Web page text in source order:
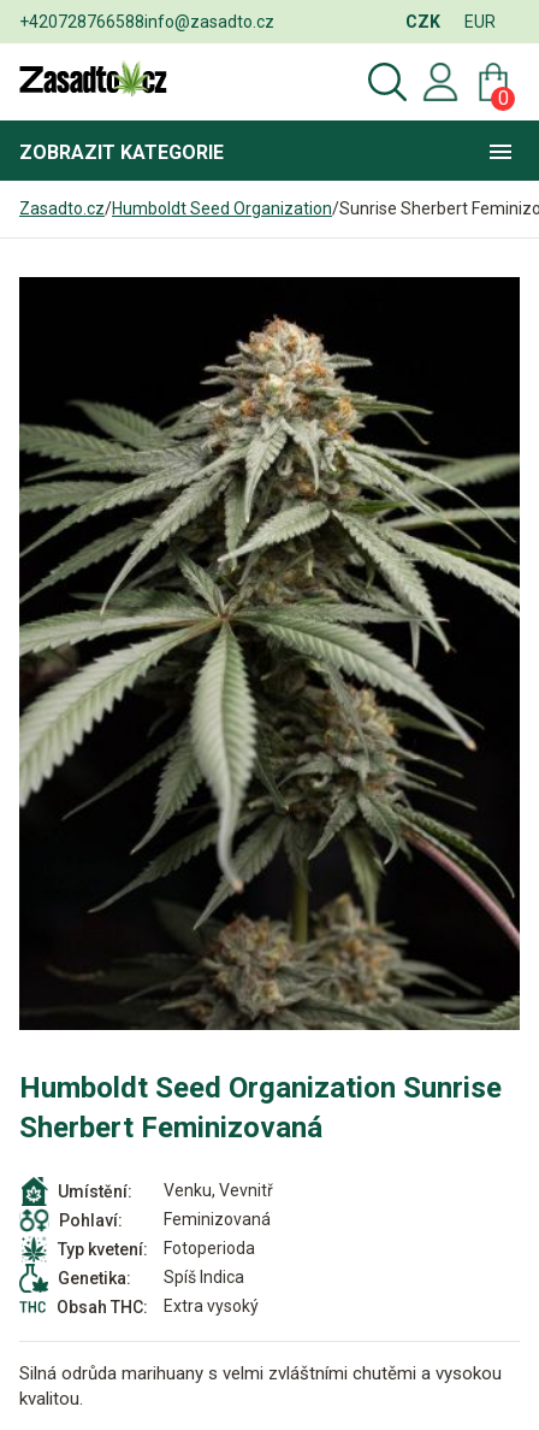
+420728766588info@zasadto.cz CZK EUR
0
ZOBRAZIT KATEGORIE
Zasadto.cz/Humboldt Seed Organization/Sunrise Sherbert
Humboldt Seed Organization Sunrise
Sherbert Feminizovaná
Umístění:
Venku, Vevnitř
Pohlaví:
Feminizovaná
Typ kvetení:
Fotoperioda
Genetika:
Spíš Indica
Obsah THC:
Extra vysoký
Silná odrůda marihuany s velmi zvláštními chutěmi a vysokou
kvalitou.